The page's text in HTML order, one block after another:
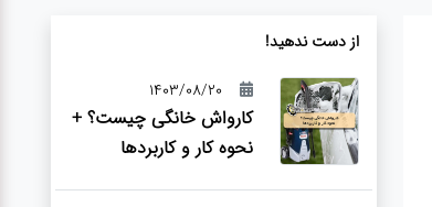
از دست ندهید!
1403/08/20
کارواش خانگی چیست؟ +
نحوه کار و کاربردها